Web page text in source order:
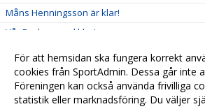
Måns Henningsson är klar!
Vår Backgeneral klar!
William klar!
Kassen är igenspikad
Niklas Brännström ny huvudtränare!
För att hemsidan ska fungera korrekt
cookies från SportAdmin. Dessa går inte
Föreningen kan också använda frivilliga
statistik eller marknadsföring. Du väljer